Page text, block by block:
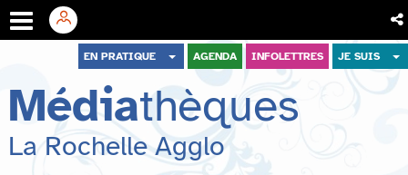
menu
contenu
recherche
EN PRATIQUE AGENDA INFOLETTRES JE SUIS
Médiathèques
La Rochelle Agglo